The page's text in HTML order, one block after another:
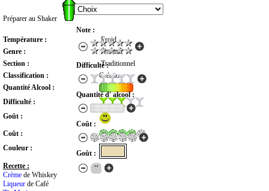
Note :
Difficulté :
Quantité d' alcool :
Coût :
Goût :
Préparer au Shaker
Température :
Froid
Genre :
Normal
Section :
Traditionnel
Classification :
Création
Quantité Alcool :
Difficulté :
Goût :
Coût :
Couleur :
Recette :
Crème de Whiskey
Liqueur de Café